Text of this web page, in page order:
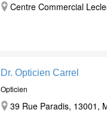
Centre Commercial
Dr. Opticien Carrel
Opticien
39 Rue Paradis, 13001,